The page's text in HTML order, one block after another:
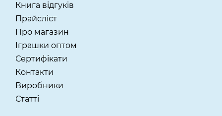
Книга відгуків
Прайсліст
Про магазин
Іграшки оптом
Сертифікати
Контакти
Виробники
Статті